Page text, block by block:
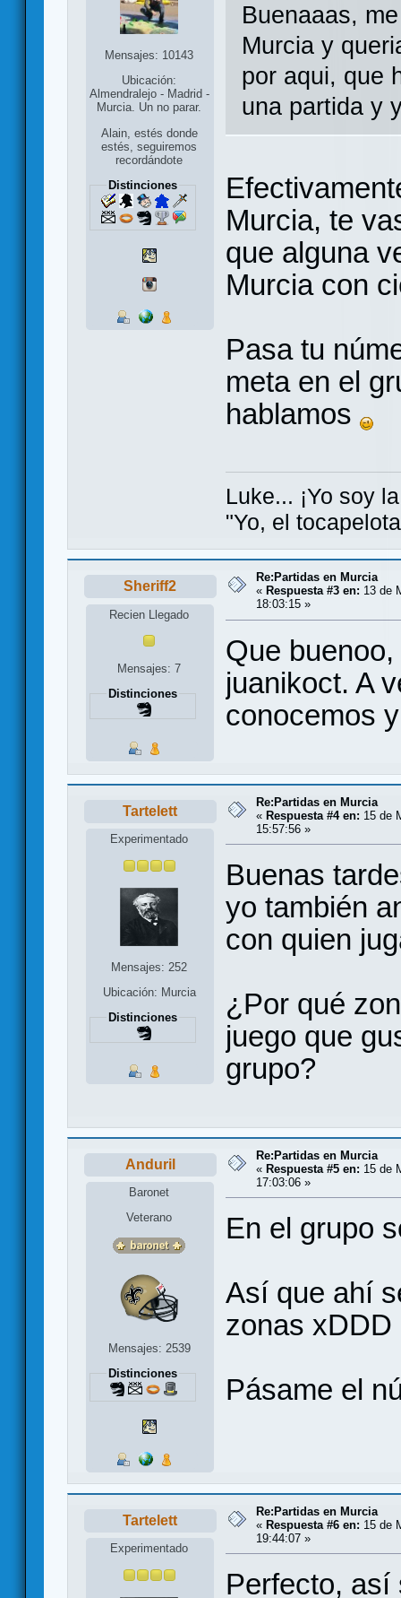
Mensajes: 10143
Ubicación:
Almendralejo - Madrid -
Murcia. Un no parar.
Alain, estés donde
estés, seguiremos
recordándote
Distinciones
Buenaaas,
Murcia y
por aqui, que
una partida y
Murcia, te
que alguna
Murcia con
Pasa tu
meta en el
hablamos
Luke... ¡Yo soy
"Yo, el
Sheriff2
Recien Llegado
Mensajes: 7
Distinciones
Re:Partidas en Murcia
« Respuesta #3 en: 13 de
18:03:15 »
Que
juanikoct. A
conocemos
Tartelett
Experimentado
Mensajes: 252
Ubicación: Murcia
Distinciones
Re:Partidas en Murcia
« Respuesta #4 en: 15 de
15:57:56 »
Buenas
yo también
con quien
¿Por qué
juego que
grupo?
Anduril
Baronet
Veterano
Mensajes: 2539
Distinciones
Re:Partidas en Murcia
« Respuesta #5 en: 15 de
17:03:06 »
En el grupo
Así que ahí
zonas xDDD
Pásame el
Tartelett
Experimentado
Re:Partidas en Murcia
« Respuesta #6 en: 15 de
19:44:07 »
Perfecto, así